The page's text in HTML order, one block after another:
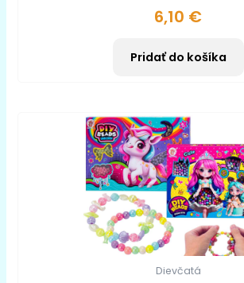
6,10 €
Pridať do košíka
Dievčatá